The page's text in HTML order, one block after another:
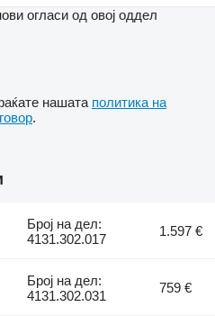
огласи од овој оддел
нашата политика на
.
Број на дел:
4131.302.017
1.597 €
Број на дел:
4131.302.031
759 €